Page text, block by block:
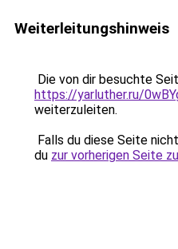
Weiterleitungshinweis
Die von dir besuchte
https://yarluther.ru/
weiterzuleiten.
Falls du diese Seite
du zur vorherigen Seite